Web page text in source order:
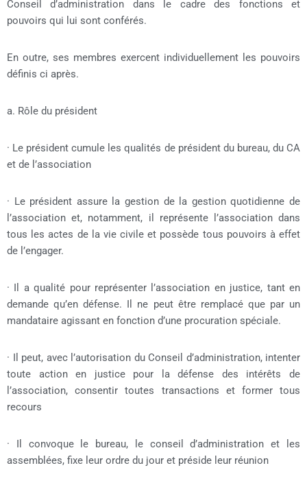
Conseil d’administration dans le cadre des fonctions et
pouvoirs qui lui sont conférés.
En outre, ses membres exercent individuellement les pouvoirs
définis ci après.
a. Rôle du président
· Le président cumule les qualités de président du bureau, du CA
et de l’association
· Le président assure la gestion de la gestion quotidienne de
l’association et, notamment, il représente l’association dans
tous les actes de la vie civile et possède tous pouvoirs à effet
de l’engager.
· Il a qualité pour représenter l’association en justice, tant en
demande qu’en défense. Il ne peut être remplacé que par un
mandataire agissant en fonction d’une procuration spéciale.
· Il peut, avec l’autorisation du Conseil d’administration, intenter
toute action en justice pour la défense des intérêts de
l’association, consentir toutes transactions et former tous
recours
· Il convoque le bureau, le conseil d’administration et les
assemblées, fixe leur ordre du jour et préside leur réunion